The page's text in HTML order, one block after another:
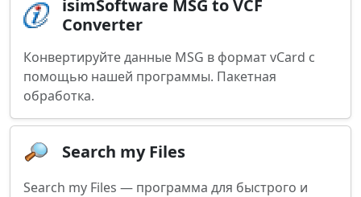
isimSoftware MSG to VCF
Converter
Конвертируйте данные MSG в формат vCard с
помощью нашей программы. Пакетная
обработка.
Search my Files
Search my Files — программа для быстрого и